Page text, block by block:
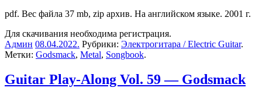
pdf. Вес файла 37 mb, zip архив. На английском языке. 2001 г.
Для скачивания необходима регистрация.
Админ 08.04.2022. Рубрики: Электрогитара / Electric Guitar.
Метки: Godsmack, Metal, Songbook.
Guitar Play-Along Vol. 59 — Godsmack